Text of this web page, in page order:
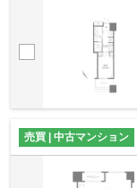
売買 | 中古マンション